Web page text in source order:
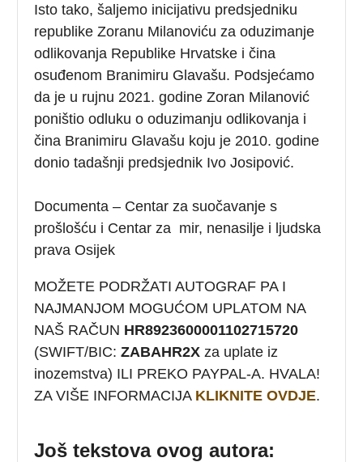
Isto tako, šaljemo inicijativu predsjedniku
republike Zoranu Milanoviću za oduzimanje
odlikovanja Republike Hrvatske i čina
osuđenom Branimiru Glavašu. Podsjećamo
da je u rujnu 2021. godine Zoran Milanović
poništio odluku o oduzimanju odlikovanja i
čina Branimiru Glavašu koju je 2010. godine
donio tadašnji predsjednik Ivo Josipović.
Documenta – Centar za suočavanje s
prošlošću i Centar za mir, nenasilje i ljudska
prava Osijek
MOŽETE PODRŽATI AUTOGRAF PA I
NAJMANJOM MOGUĆOM UPLATOM NA
NAŠ RAČUN HR8923600001102715720
(SWIFT/BIC: ZABAHR2X za uplate iz
inozemstva) ILI PREKO PAYPAL-A. HVALA!
ZA VIŠE INFORMACIJA KLIKNITE OVDJE.
Još tekstova ovog autora: